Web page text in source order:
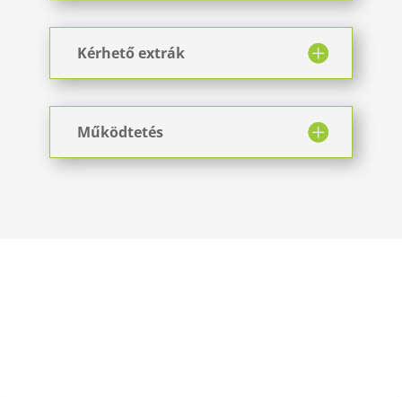
Kérhető extrák
Működtetés